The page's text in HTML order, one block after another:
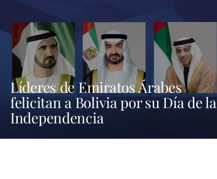
Líderes de Emiratos Árabes
felicitan a Bolivia por su Día de la
Independencia